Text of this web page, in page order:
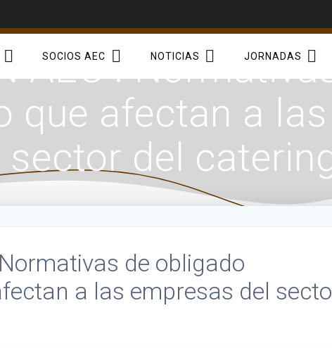
SOCIOS AEC NOTICIAS JORNADAS
AEC :
que afectan a
sector del
de obligado
a las empresas del